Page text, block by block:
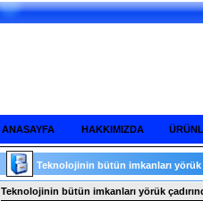
ANASAYFA HAKKIMIZDA
Teknolojinin bütün imkanları yörük
Teknolojinin bütün imkanları yörük